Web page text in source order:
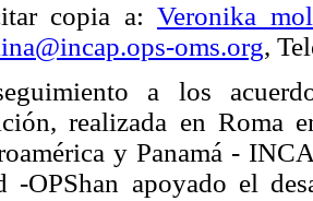
copia a:
oms.org,
a los
realizada en Roma
y Panamá -
-OPShan apoyado el